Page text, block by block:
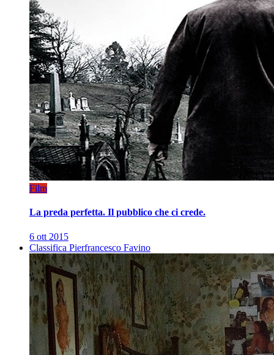
Film
La preda perfetta. Il pubblico che ci crede.
6 ott 2015
Classifica Pierfrancesco Favino